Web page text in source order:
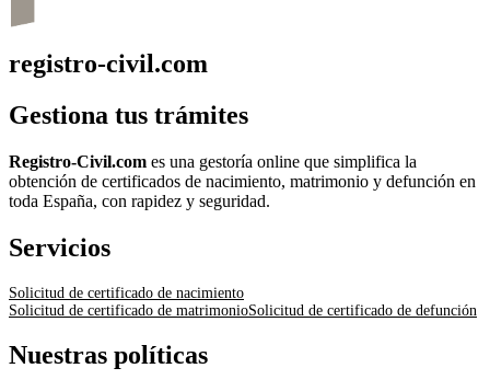
registro-civil.com
Gestiona tus trámites
Registro-Civil.com es una gestoría online que simplifica la
obtención de certificados de nacimiento, matrimonio y defunción en
toda España, con rapidez y seguridad.
Servicios
Solicitud de certificado de nacimiento
Solicitud de certificado de matrimonioSolicitud de certificado de defunción
Nuestras políticas